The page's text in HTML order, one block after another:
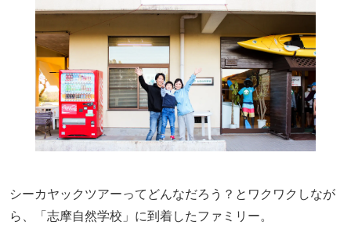
シーカヤックツアーってどんなだろう？とワクワクしなが
ら、「志摩自然学校」に到着したファミリー。